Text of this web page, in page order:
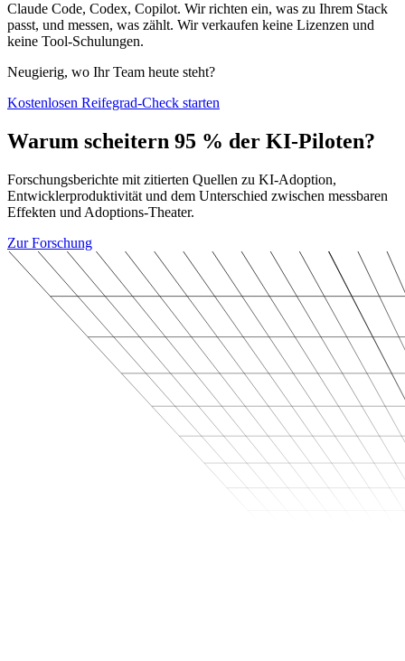
Claude Code, Codex, Copilot. Wir richten ein, was zu Ihrem Stack
passt, und messen, was zählt. Wir verkaufen keine Lizenzen und
keine Tool-Schulungen.
Neugierig, wo Ihr Team heute steht?
Kostenlosen Reifegrad-Check starten
Warum scheitern 95 % der KI-Piloten?
Forschungsberichte mit zitierten Quellen zu KI-Adoption,
Entwicklerproduktivität und dem Unterschied zwischen messbaren
Effekten und Adoptions-Theater.
Zur Forschung